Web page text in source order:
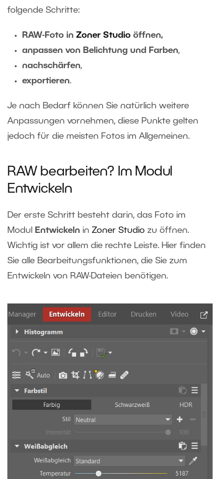
folgende Schritte:
RAW-Foto in Zoner Studio öffnen,
anpassen von Belichtung und Farben,
nachschärfen,
exportieren.
Je nach Bedarf können Sie natürlich weitere
Anpassungen vornehmen, diese Punkte gelten
jedoch für die meisten Fotos im Allgemeinen.
RAW bearbeiten? Im Modul
Entwickeln
Der erste Schritt besteht darin, das Foto im
Modul
Entwickeln in Zoner Studio zu öffnen.
Wichtig ist vor allem die rechte Leiste. Hier finden
Sie alle Bearbeitungsfunktionen, die Sie zum
Entwickeln von RAW-Dateien benötigen.